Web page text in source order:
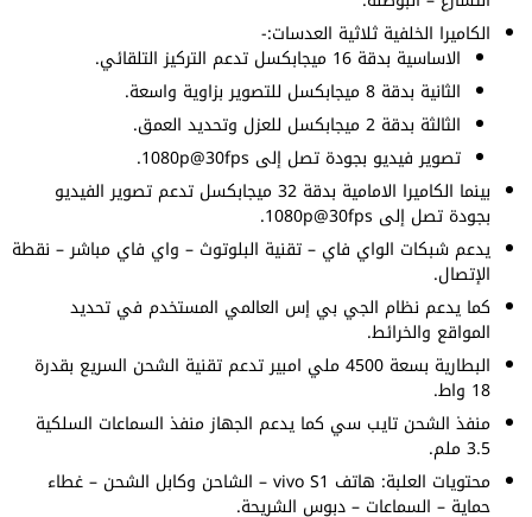
الكاميرا الخلفية ثلاثية العدسات:-
الاساسية بدقة 16 ميجابكسل تدعم التركيز التلقائي.
الثانية بدقة 8 ميجابكسل للتصوير بزاوية واسعة.
الثالثة بدقة 2 ميجابكسل للعزل وتحديد العمق.
تصوير فيديو بجودة تصل إلى 1080p@30fps.
بينما الكاميرا الامامية بدقة 32 ميجابكسل تدعم تصوير الفيديو
بجودة تصل إلى 1080p@30fps.
يدعم شبكات الواي فاي – تقنية البلوتوث – واي فاي مباشر – نقطة
الإتصال.
كما يدعم نظام الجي بي إس العالمي المستخدم في تحديد
المواقع والخرائط.
البطارية بسعة 4500 ملي امبير تدعم تقنية الشحن السريع بقدرة
18 واط.
منفذ الشحن تايب سي كما يدعم الجهاز منفذ السماعات السلكية
3.5 ملم.
محتويات العلبة: هاتف vivo S1 – الشاحن وكابل الشحن – غطاء
حماية – السماعات – دبوس الشريحة.